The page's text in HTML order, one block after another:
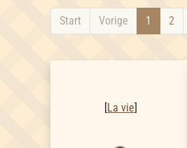
Start Vorige 1 2
[La vie]